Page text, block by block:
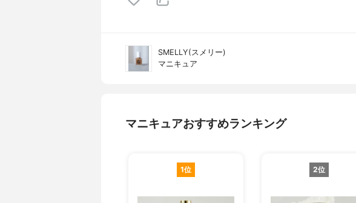
SMELLY(スメリー)
マニキュア
マニキュアおすすめランキング
1位 2位